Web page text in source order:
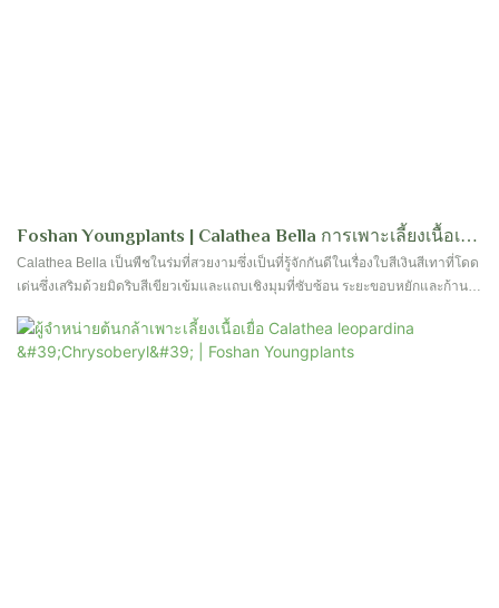
Foshan Youngplants | Calathea Bella การเพาะเลี้ยงเนื้อเยื่อ
โรงงานผลิตซัพพลายเออร์จำนวนมาก
Calathea Bella เป็นพืชในร่มที่สวยงามซึ่งเป็นที่รู้จักกันดีในเรื่องใบสีเงินสีเทาที่โดด
เด่นซึ่งเสริมด้วยมิดริบสีเขียวเข้มและแถบเชิงมุมที่ซับซ้อน ระยะขอบหยักและก้าน
พื้นที่บ้านหรือที่ทำงานใด ๆ บริษัท ของเรานำเสนอโรงงานเพาะเลี้ยงเนื้อเยื่อ
Calathea Bella ที่มีคุณภาพสูง